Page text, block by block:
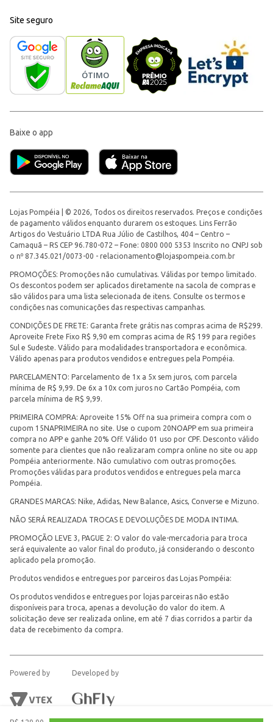
Site seguro
Baixe o app
Lojas Pompéia | © 2026, Todos os direitos reservados. Preços e condições
de pagamento válidos enquanto durarem os estoques. Lins Ferrão
Artigos do Vestuário LTDA Rua Júlio de Castilhos, 404 – Centro –
Camaquã – RS CEP 96.780-072 – Fone: 0800 000 5353 Inscrito no CNPJ sob
o nº 87.345.021/0073-00 - relacionamento@lojaspompeia.com.br
PROMOÇÕES: Promoções não cumulativas. Válidas por tempo limitado.
Os descontos podem ser aplicados diretamente na sacola de compras e
são válidos para uma lista selecionada de itens. Consulte os termos e
condições nas comunicações das respectivas campanhas.
CONDIÇÕES DE FRETE: Garanta frete grátis nas compras acima de R$299.
Aproveite Frete Fixo R$ 9,90 em compras acima de R$ 199 para regiões
Sul e Sudeste. Válido para modalidades transportadora e econômica.
Válido apenas para produtos vendidos e entregues pela Pompéia.
PARCELAMENTO: Parcelamento de 1x a 5x sem juros, com parcela
mínima de R$ 9,99. De 6x a 10x com juros no Cartão Pompéia, com
parcela mínima de R$ 9,99.
PRIMEIRA COMPRA: Aproveite 15% Off na sua primeira compra com o
cupom 15NAPRIMEIRA no site. Use o cupom 20NOAPP em sua primeira
compra no APP e ganhe 20% Off. Válido 01 uso por CPF. Desconto válido
somente para clientes que não realizaram compra online no site ou app
Pompéia anteriormente. Não cumulativo com outras promoções.
Promoções válidas para produtos vendidos e entregues pela marca
Pompéia.
GRANDES MARCAS: Nike, Adidas, New Balance, Asics, Converse e Mizuno.
NÃO SERÁ REALIZADA TROCAS E DEVOLUÇÕES DE MODA INTIMA.
PROMOÇÃO LEVE 3, PAGUE 2: O valor do vale-mercadoria para troca
será equivalente ao valor final do produto, já considerando o desconto
aplicado pela promoção.
Produtos vendidos e entregues por parceiros das Lojas Pompéia:
Os produtos vendidos e entregues por lojas parceiras não estão
disponíveis para troca, apenas a devolução do valor do item. A
solicitação deve ser realizada online, em até 7 dias corridos a partir da
data de recebimento da compra.
Powered by Developed by